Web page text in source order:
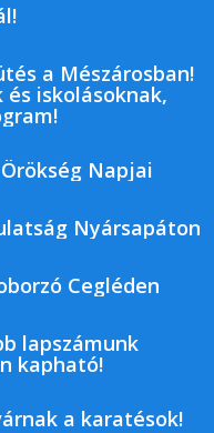
a Mészárosban!
és iskolásoknak,
Napjai
Nyársapáton
Cegléden
lapszámunk
kapható!
a karatésok!